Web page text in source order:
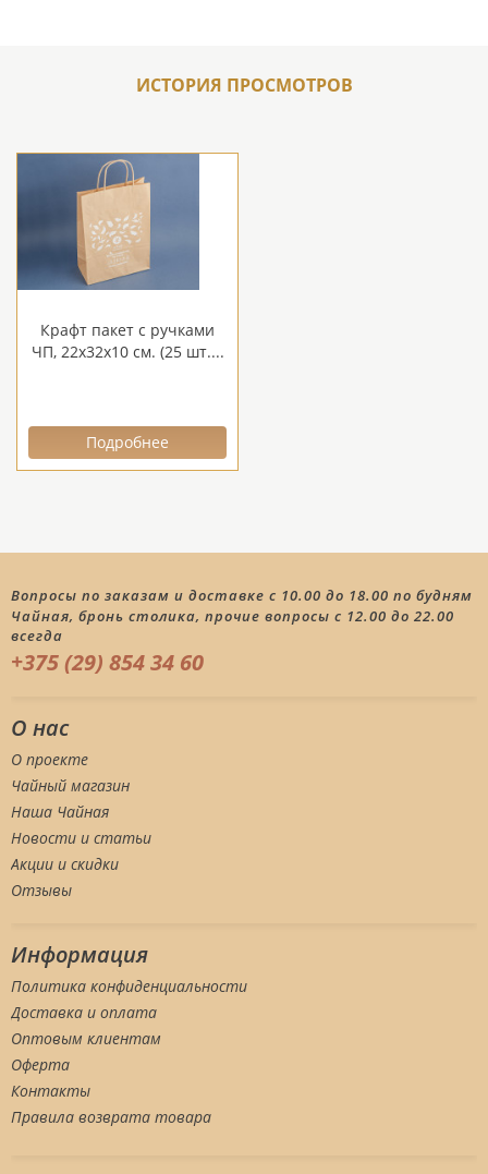
ИСТОРИЯ ПРОСМОТРОВ
Крафт пакет с ручками
ЧП, 22х32х10 см. (25 шт....
Подробнее
Вопросы по заказам и доставке с 10.00 до 18.00 по будням
Чайная, бронь столика, прочие вопросы с 12.00 до 22.00
всегда
+375 (29) 854 34 60
О нас
О проекте
Чайный магазин
Наша Чайная
Новости и статьи
Акции и скидки
Отзывы
Информация
Политика конфиденциальности
Доставка и оплата
Оптовым клиентам
Оферта
Контакты
Правила возврата товара